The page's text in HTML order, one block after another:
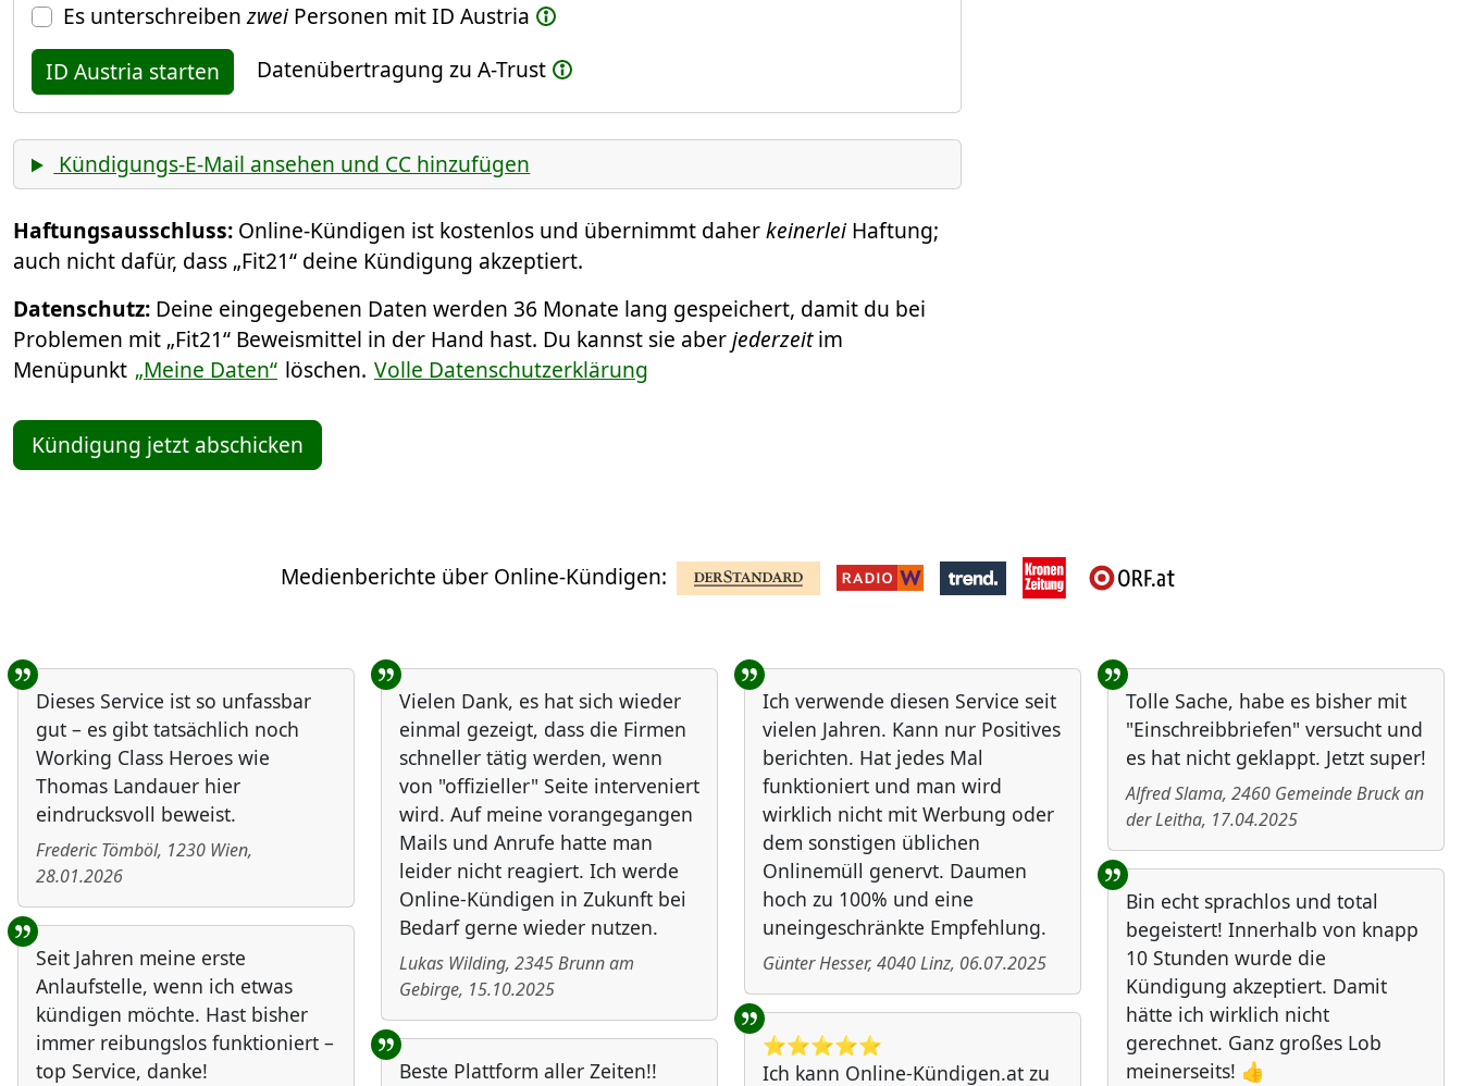
Es unterschreibenzweiPersonen mit ID Austria
ID Austria starten
Datenübertragung zu A-Trust
Kündigungs-E-Mail ansehen und CC hinzufügen
Haftungsausschluss: Online-Kündigen ist kostenlos und übernimmt daherkeinerlei Haftung;
auch nicht dafür, dass „Fit21“ deine Kündigung akzeptiert.
Datenschutz: Deine eingegebenen Daten werden 36 Monate lang gespeichert, damit du bei
Problemen mit „Fit21“ Beweismittel in der Hand hast. Du kannst sie aberjederzeitim
Menüpunkt „Meine Daten“ löschen. Volle Datenschutzerklärung
Kündigung jetzt abschicken
Medienberichte über Online-Kündigen:
Benutzer-Rückmeldungen
Dieses Service ist so unfassbar
gut – es gibt tatsächlich noch
Working Class Heroes wie
Thomas Landauer hier
eindrucksvoll beweist.
Frederic Tömböl, 1230 Wien,
28.01.2026
Vielen Dank, es hat sich wieder
einmal gezeigt, dass die Firmen
schneller tätig werden, wenn
von "offizieller" Seite interveniert
wird. Auf meine vorangegangen
Mails und Anrufe hatte man
leider nicht reagiert. Ich werde
Online-Kündigen in Zukunft bei
Bedarf gerne wieder nutzen.
Lukas Wilding, 2345Brunn am
Gebirge, 15.10.2025
Ich verwende diesen Service seit
vielen Jahren. Kann nur Positives
berichten. Hat jedes Mal
funktioniert und man wird
wirklich nicht mit Werbung oder
dem sonstigen üblichen
Onlinemüll genervt. Daumen
hoch zu 100% und eine
uneingeschränkte Empfehlung.
Günter Hesser, 4040Linz, 06.07.2025
Tolle Sache, habe es bisher mit
"Einschreibbriefen" versucht und
es hat nicht geklappt. Jetzt super!
Alfred Slama, 2460 Gemeinde Bruck an
der Leitha, 17.04.2025
Bin echt sprachlos und total
begeistert! Innerhalb von knapp
10 Stunden wurde die
Kündigung akzeptiert. Damit
hätte ich wirklich nicht
gerechnet. Ganz großes Lob
meinerseits! 👍
Seit Jahren meine erste
Anlaufstelle, wenn ich etwas
kündigen möchte. Hast bisher
immer reibungslos funktioniert –
top Service, danke!
⭐️⭐️⭐️⭐️⭐️
Ich kann Online-Kündigen.at zu
Beste Plattform aller Zeiten!!